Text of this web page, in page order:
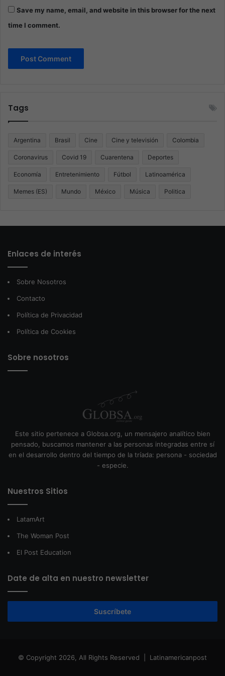
Save my name, email, and website in this browser for the next
time I comment.
Tags
Argentina Brasil Cine Cine y televisión Colombia
Coronavirus Covid 19 Cuarentena Deportes
Economía Entretenimiento Fútbol Latinoamérica
Memes (ES) Mundo México Música Politica
Enlaces de interés
Sobre Nosotros
Contacto
Política de Privacidad
Política de Cookies
Sobre nosotros
Este sitio pertenece a Globsa.org, un mensajero analítico bien
pensado, buscamos mantener a las personas integradas entre sí
en el desarrollo dentro del tiempo de la tríada: persona - sociedad
- especie.
Nuestros Sitios
LatamArt
The Woman Post
El Post Education
Date de alta en nuestro newsletter
Suscríbete
© Copyright 2026, All Rights Reserved | Latinamericanpost